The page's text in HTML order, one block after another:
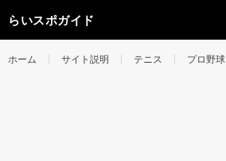
らいスポガイド
ホーム サイト説明 テニス プロ野球